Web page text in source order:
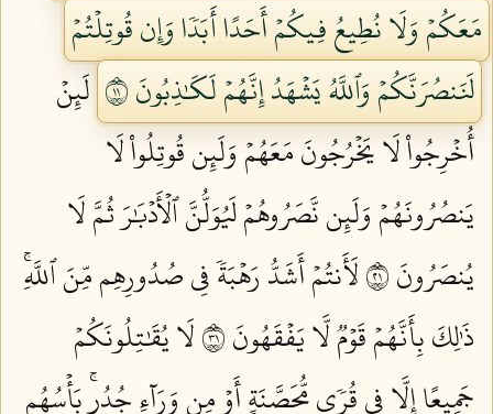
مَعَكُمۡ وَلَا نُطِيعُ فِيكُمۡ أَحَدًا أَبَدٗا وَإِن قُوتِلۡتُمۡ
لَنَنصُرَنَّكُمۡ وَٱللَّهُ يَشۡهَدُ إِنَّهُمۡ لَكَٰذِبُونَ ١١
لَئِنۡ
أُخۡرِجُواْ لَا يَخۡرُجُونَ مَعَهُمۡ وَلَئِن قُوتِلُواْ لَا
يَنصُرُونَهُمۡ وَلَئِن نَّصَرُوهُمۡ لَيُوَلُّنَّ ٱلۡأَدۡبَٰرَ ثُمَّ لَا
يُنصَرُونَ ١٢
لَأَنتُمۡ أَشَدُّ رَهۡبَةٗ فِي صُدُورِهِم مِّنَ ٱللَّهِۚ
ذَٰلِكَ بِأَنَّهُمۡ قَوۡمٞ لَّا يَفۡقَهُونَ ١٣
لَا يُقَٰتِلُونَكُمۡ
جَمِيعًا إِلَّا فِي قُرٗى مُّحَصَّنَةٍ أَوۡ مِن وَرَآءِ جُدُرِۭۚ بَأۡسُهُم